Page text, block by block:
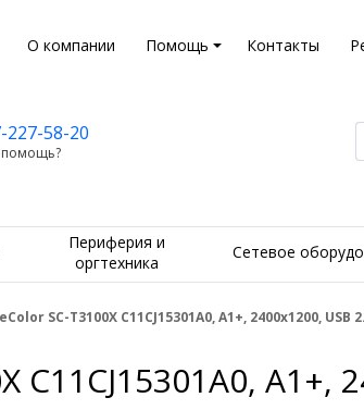
О компании Помощь Контакты
227-58-20
Периферия и
оргтехника
Сетевое
SC-T3100X C11CJ15301A0, A1+, 2400x1200, USB
A1+,